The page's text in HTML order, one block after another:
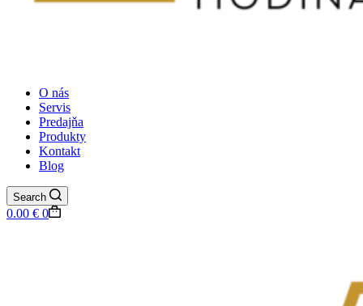
O nás
Servis
Predajňa
Produkty
Kontakt
Blog
Search
Shopping
0.00 € 0